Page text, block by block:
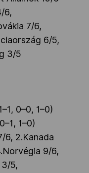
6,
7/6,
6/5,
3/5
0–0, 1–0)
1–0)
6, 2.Kanada
9/6,
3/5,